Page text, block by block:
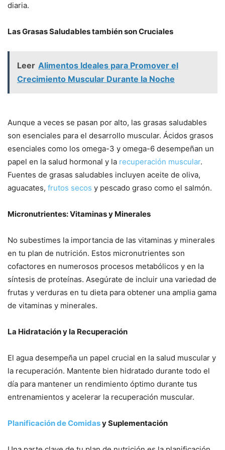
diaria.
Las Grasas Saludables también son Cruciales
Leer Alimentos Ideales para Promover el
Crecimiento Muscular Durante la Noche
Aunque a veces se pasan por alto, las grasas saludables
son esenciales para el desarrollo muscular. Ácidos grasos
esenciales como los omega-3 y omega-6 desempeñan un
papel en la salud hormonal y la recuperación muscular.
Fuentes de grasas saludables incluyen aceite de oliva,
aguacates, frutos secos y pescado graso como el salmón.
Micronutrientes: Vitaminas y Minerales
No subestimes la importancia de las vitaminas y minerales
en tu plan de nutrición. Estos micronutrientes son
cofactores en numerosos procesos metabólicos y en la
síntesis de proteínas. Asegúrate de incluir una variedad de
frutas y verduras en tu dieta para obtener una amplia gama
de vitaminas y minerales.
La Hidratación y la Recuperación
El agua desempeña un papel crucial en la salud muscular y
la recuperación. Mantente bien hidratado durante todo el
día para mantener un rendimiento óptimo durante tus
entrenamientos y acelerar la recuperación muscular.
Planificación de Comidasy Suplementación